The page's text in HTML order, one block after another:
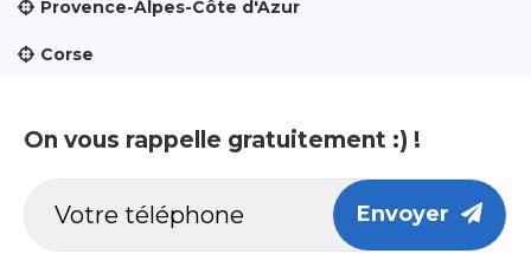
Provence-Alpes-Côte d'Azur
Corse
On vous rappelle gratuitement :) !
Envoyer